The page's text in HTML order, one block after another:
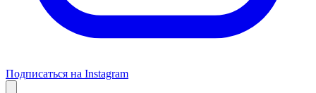
Подписаться на Instagram